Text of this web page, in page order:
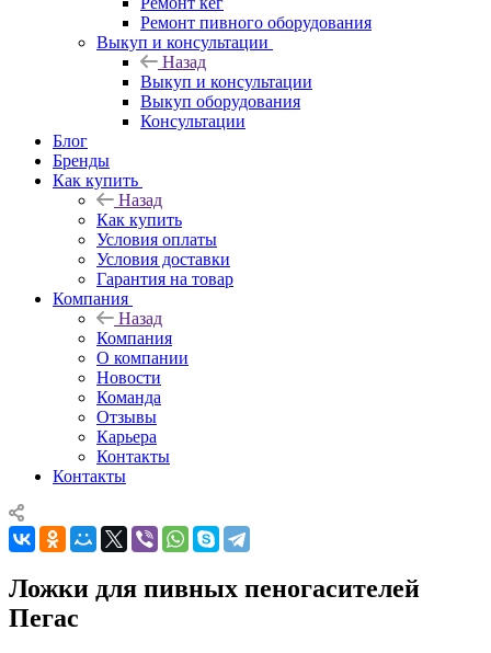
Ремонт пивного оборудования
Выкуп и консультации
Назад
Выкуп и консультации
Выкуп оборудования
Консультации
Блог
Бренды
Как купить
Назад
Как купить
Условия оплаты
Условия доставки
Гарантия на товар
Компания
Назад
Компания
О компании
Новости
Команда
Отзывы
Карьера
Контакты
Контакты
Ложки для пивных пеногасителей
Пегас